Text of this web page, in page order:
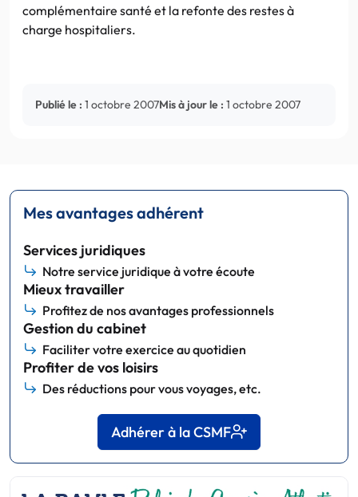
complémentaire santé et la refonte des restes à
charge hospitaliers.
Publié le : 1 octobre 2007Mis à jour le : 1 octobre 2007
Mes avantages adhérent
Services juridiques
Notre service juridique à votre écoute
Mieux travailler
Profitez de nos avantages professionnels
Gestion du cabinet
Faciliter votre exercice au quotidien
Profiter de vos loisirs
Des réductions pour vous voyages, etc.
Adhérer à la CSMF